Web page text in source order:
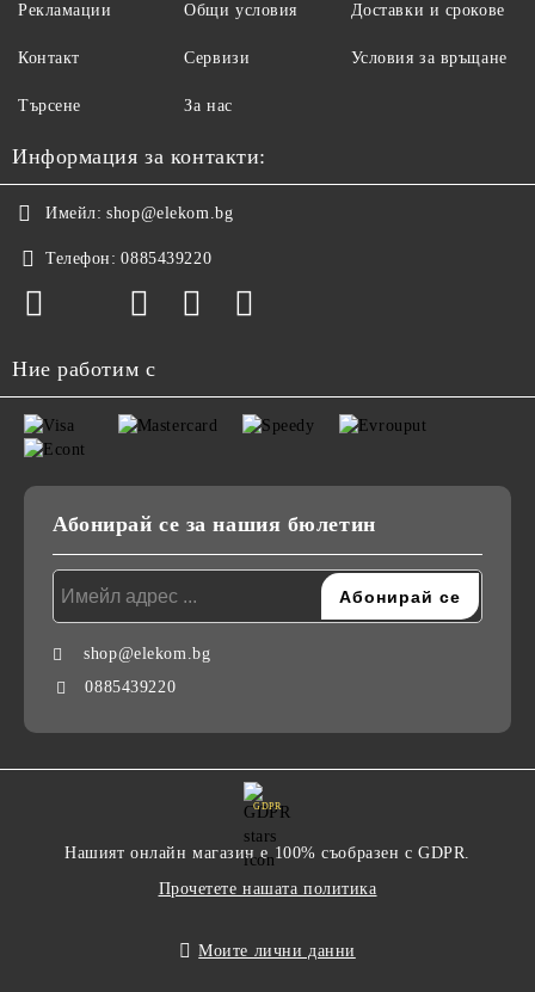
Рекламации
Контакт
Търсене
Общи условия
Сервизи
За нас
Доставки и срокове
Условия за връщане
Информация за контакти:
Имейл: shop@elekom.bg
Телефон: 0885439220
Ние работим с
Абонирай се за нашия бюлетин
shop@elekom.bg
0885439220
GDPR
Нашият онлайн магазин е 100% съобразен с GDPR.
Прочетете нашата политика
Моите лични данни